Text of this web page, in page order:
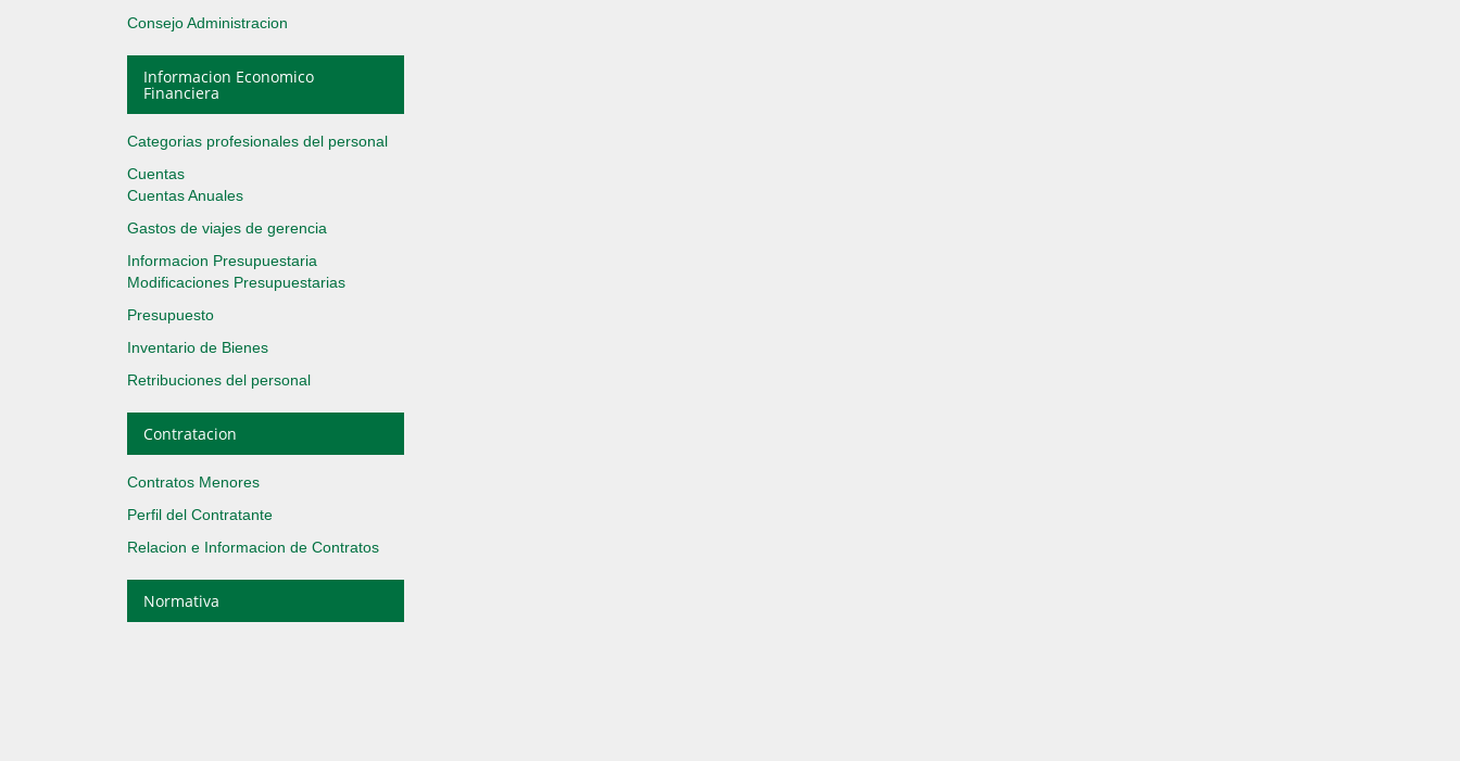
Consejo Administracion
Informacion Economico
Financiera
Categorias profesionales del personal
Cuentas
Cuentas Anuales
Gastos de viajes de gerencia
Informacion Presupuestaria
Modificaciones Presupuestarias
Presupuesto
Inventario de Bienes
Retribuciones del personal
Contratacion
Contratos Menores
Perfil del Contratante
Relacion e Informacion de Contratos
Normativa